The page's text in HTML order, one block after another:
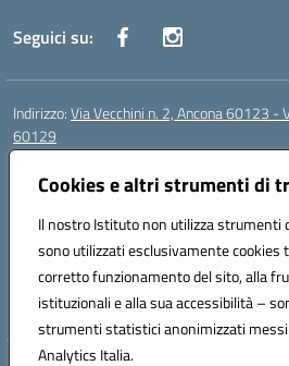
Cookies e altri strumenti di
Il nostro Istituto non utilizza strumenti
sono utilizzati esclusivamente cookies
corretto funzionamento del sito, alla
istituzionali e alla sua accessibilità –
strumenti statistici anonimizzati messi
Analytics Italia.
Seguici su:
Indirizzo:Via Vecchini n. 2, Ancona 60123 -
60129
Centralino:
Posta elettronica certificata (PEC):
Codice fiscale: 93122280428
Codice meccanografico:ANIS01200G
Codice Indice delle Pubbliche
Codice unico di fatturazione (CUF): UF434M